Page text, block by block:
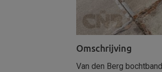
Omschrijving
Van den Berg bochtband